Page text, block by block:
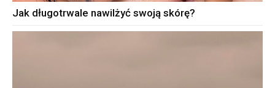
Jak długotrwale nawilżyć swoją skórę?